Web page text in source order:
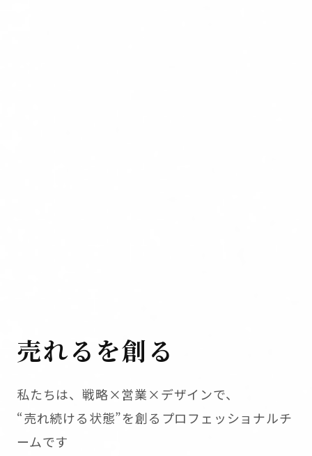
売れるを創る
私たちは、戦略×営業×デザインで、
“売れ続ける状態”を創るプロフェッショナルチ
ームです